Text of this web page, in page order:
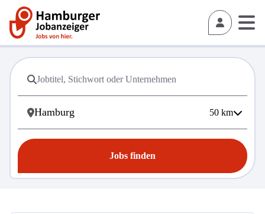
50 km
Jobs finden